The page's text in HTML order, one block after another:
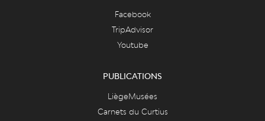
Facebook
TripAdvisor
Youtube
PUBLICATIONS
LiègeMusées
Carnets du Curtius